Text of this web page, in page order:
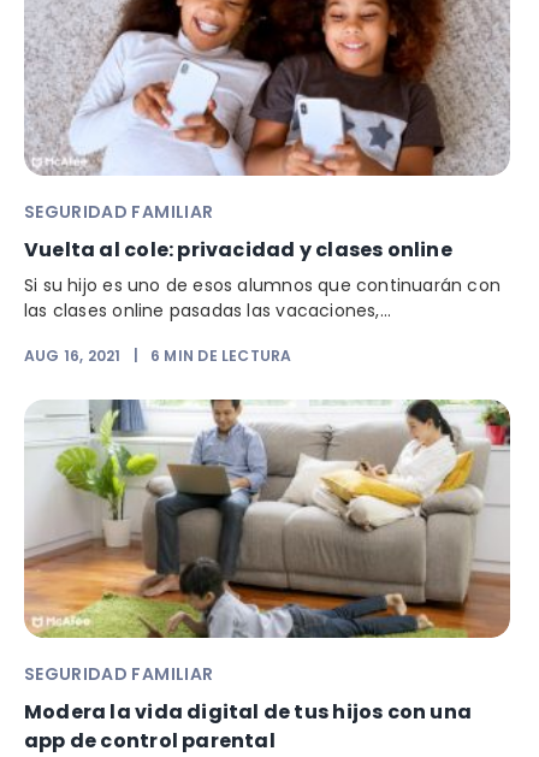
SEGURIDAD FAMILIAR
Vuelta al cole: privacidad y clases online
Si su hijo es uno de esos alumnos que continuarán con
las clases online pasadas las vacaciones,...
AUG 16, 2021 6 MIN DE LECTURA
SEGURIDAD FAMILIAR
Modera la vida digital de tus hijos con una
app de control parental